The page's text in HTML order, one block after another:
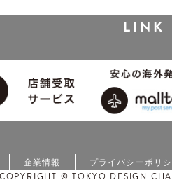
LINK
企業情報 プライバシーポリ
COPYRIGHT © TOKYO DESIGN